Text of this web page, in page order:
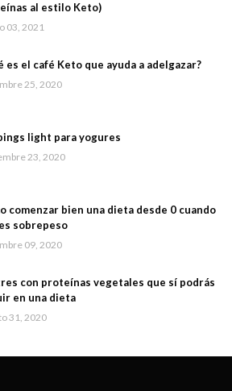
al estilo Keto)
03, 2021
es el café Keto que ayuda a adelgazar?
25, 2020
light para yogures
23, 2020
comenzar bien una dieta desde 0 cuando
sobrepeso
09, 2020
con proteínas vegetales que sí podrás
en una dieta
31, 2020